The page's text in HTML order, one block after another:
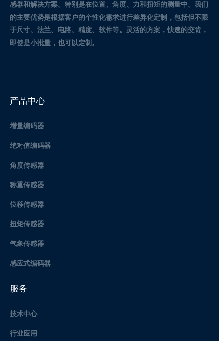
感器和解决方案。 特别是在位置、角度、力和扭矩的测量中。 我们
的主要优势是根据客户的个性化需求进行差异化定制，包括但不限
于尺寸、法兰、电路、精度、软件等。灵活的方案，快速的交货，
即使是小批量，也可以定制。
产品中心
增量编码器
绝对值编码器
角度传感器
称重传感器
位移传感器
扭矩传感器
气象传感器
感应式编码器
服务
技术中心
行业应用